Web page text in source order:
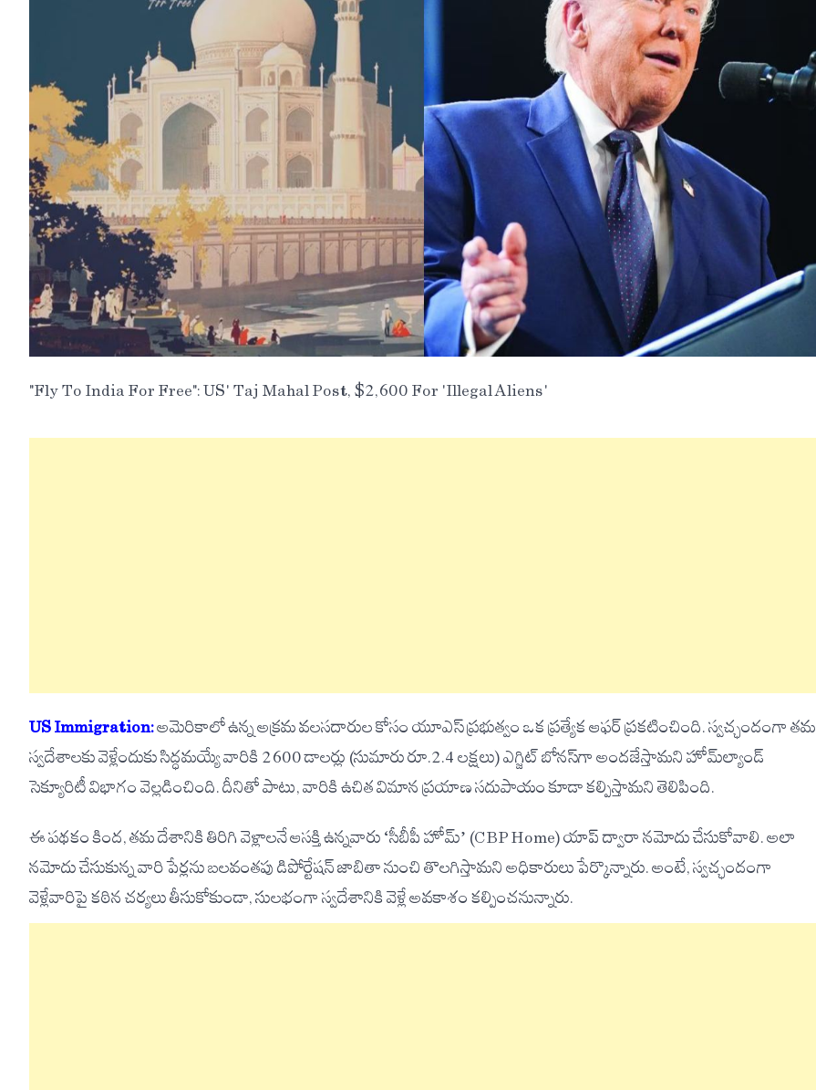
"Fly To India For Free": US' Taj Mahal Post, $2,600 For 'Illegal Aliens'
US Immigration:అమెరికాలో ఉన్న అక్రమ వలసదారుల కోసం యూఎస్ ప్రభుత్వం ఒక ప్రత్యేక ఆఫర్ ప్రకటించింది. స్వచ్ఛందంగా తమ
స్వదేశాలకు వెళ్లేందుకు సిద్ధమయ్యే వారికి 2600 డాలర్లు (సుమారు రూ.2.4 లక్షలు) ఎగ్జిట్ బోనస్‌గా అందజేస్తామని హోమ్‌ల్యాండ్
సెక్యూరిటీ విభాగం వెల్లడించింది. దీనితో పాటు, వారికి ఉచిత విమాన ప్రయాణ సదుపాయం కూడా కల్పిస్తామని తెలిపింది.
ఈ పథకం కింద, తమ దేశానికి తిరిగి వెళ్లాలనే ఆసక్తి ఉన్నవారు ‘సీబీపీ హోమ్’ (CBP Home) యాప్ ద్వారా నమోదు చేసుకోవాలి. అలా
నమోదు చేసుకున్న వారి పేర్లను బలవంతపు డిపోర్టేషన్ జాబితా నుంచి తొలగిస్తామని అధికారులు పేర్కొన్నారు. అంటే, స్వచ్ఛందంగా
వెళ్లేవారిపై కఠిన చర్యలు తీసుకోకుండా, సులభంగా స్వదేశానికి వెళ్లే అవకాశం కల్పించనున్నారు.